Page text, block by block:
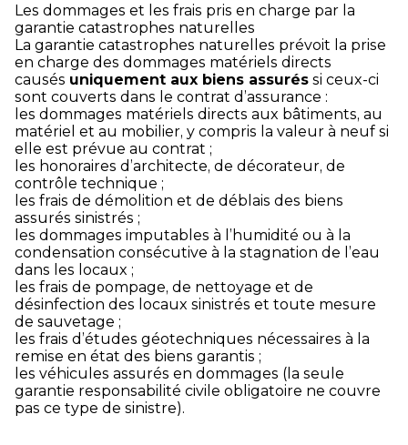
Les dommages et les frais pris en charge par la
garantie catastrophes naturelles
La garantie catastrophes naturelles prévoit la prise
en charge des dommages matériels directs
causés uniquement aux biens assurés si ceux-ci
sont couverts dans le contrat d’assurance :
les dommages matériels directs aux bâtiments, au
matériel et au mobilier, y compris la valeur à neuf si
elle est prévue au contrat ;
les honoraires d’architecte, de décorateur, de
contrôle technique ;
les frais de démolition et de déblais des biens
assurés sinistrés ;
les dommages imputables à l’humidité ou à la
condensation consécutive à la stagnation de l’eau
dans les locaux ;
les frais de pompage, de nettoyage et de
désinfection des locaux sinistrés et toute mesure
de sauvetage ;
les frais d’études géotechniques nécessaires à la
remise en état des biens garantis ;
les véhicules assurés en dommages (la seule
garantie responsabilité civile obligatoire ne couvre
pas ce type de sinistre).